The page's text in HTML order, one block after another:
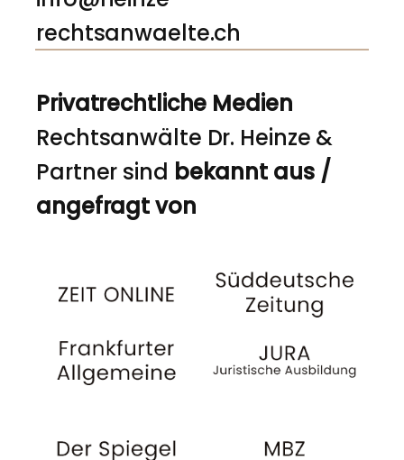
rechtsanwaelte.ch
Privatrechtliche Medien
Rechtsanwälte Dr. Heinze &
Partner sind bekannt aus /
angefragt von